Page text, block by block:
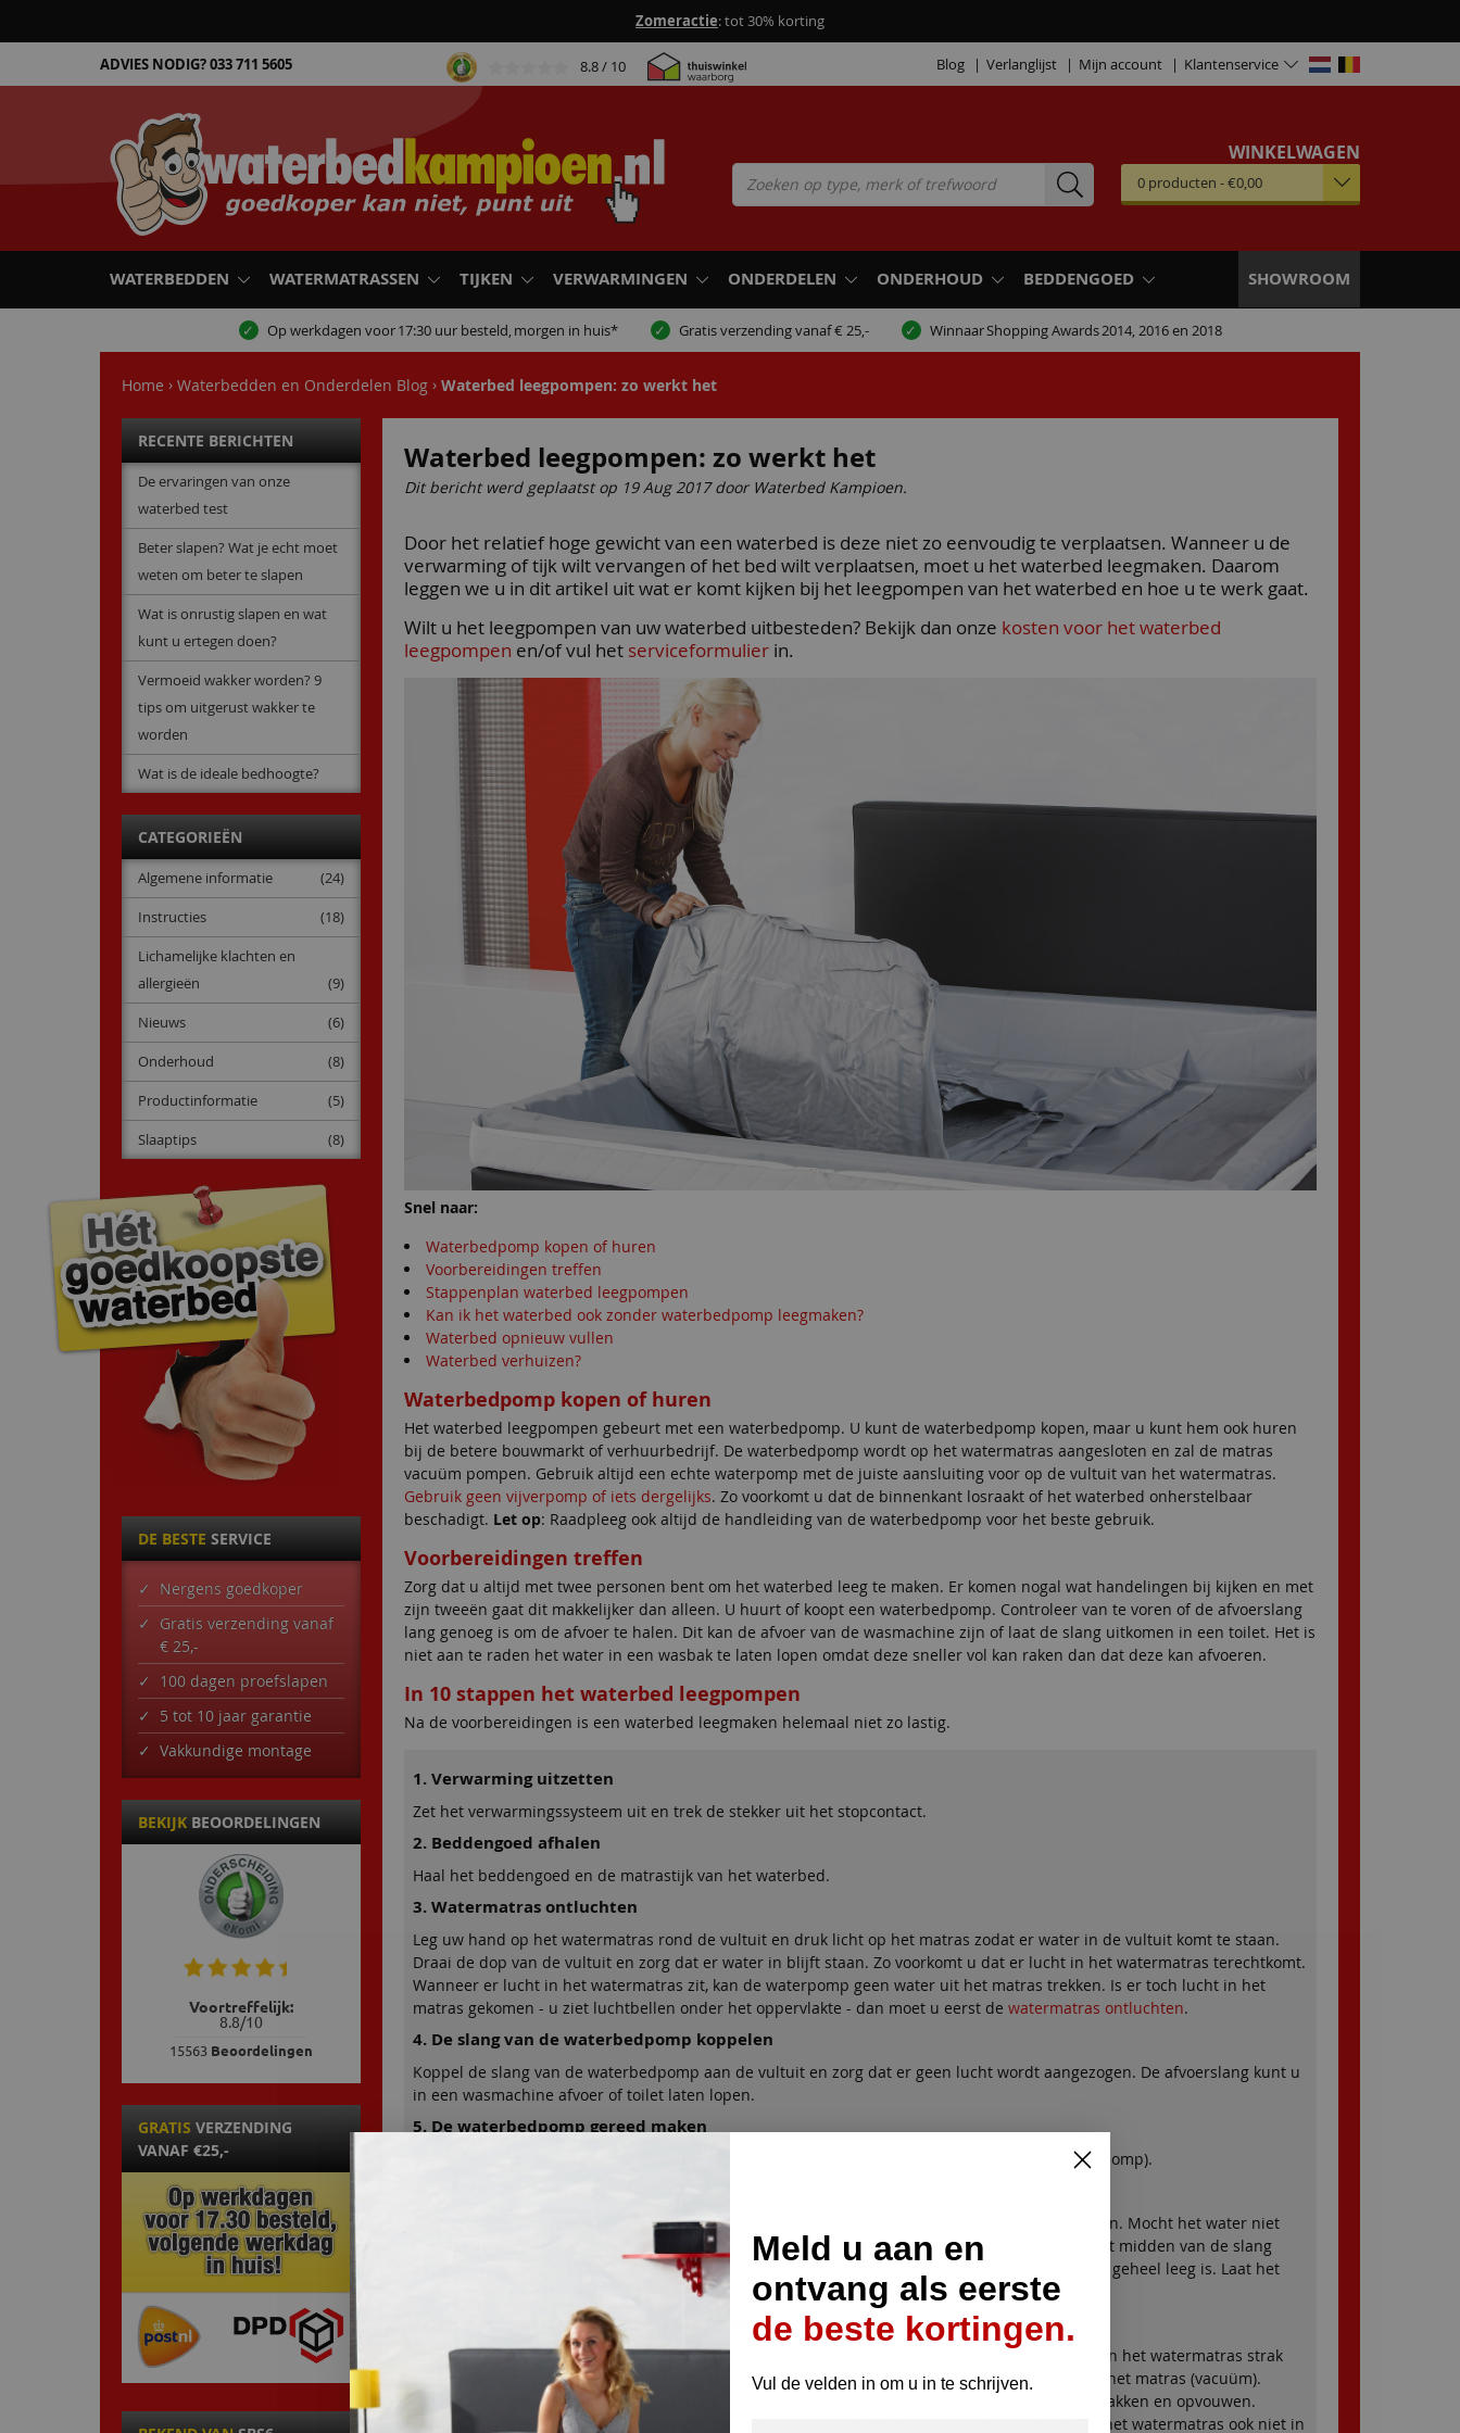
Zomeractie: tot 30% korting
ADVIES NODIG?033 711 5605 8.8/ 10 Blog Verlanglijst Mijn account Klantenservice
WINKELWAGEN
0 producten -€0,00
WATERBEDDEN WATERMATRASSEN TIJKEN VERWARMINGEN ONDERDELEN ONDERHOUD BEDDENGOED SHOWROOM
Op werkdagen voor17:30 uur besteld, morgen in huis* Gratis verzending vanaf € 25,- WinnaarShopping Awards2014, 2016 en 2018
Home Waterbedden en Onderdelen Blog Waterbed leegpompen: zo werkt het
RECENTE BERICHTEN
De ervaringen van onze
waterbed test
Beter slapen? Wat je echt moet
weten om beter te slapen
Wat is onrustig slapen en wat
kunt u ertegen doen?
Vermoeid wakker worden? 9
tips om uitgerust wakker te
worden
Wat is de ideale bedhoogte?
CATEGORIEËN
Algemene informatie
(24)
Instructies
(18)
Lichamelijke klachten en
allergieën
(9)
Nieuws
(6)
Onderhoud
(8)
Productinformatie
(5)
Slaaptips
(8)
DE BESTE SERVICE
Nergens goedkoper
Gratis verzending vanaf
€ 25,-
100 dagen proefslapen
5 tot 10 jaar garantie
Vakkundige montage
BEKIJK BEOORDELINGEN
Voortreffelijk:
8.8/10
15563 Beoordelingen
GRATIS VERZENDING
VANAF €25,-
Waterbed leegpompen: zo werkt het
Dit bericht werd geplaatst op 19 Aug 2017 door Waterbed Kampioen.
Door het relatief hoge gewicht van een waterbed is deze niet zo eenvoudig te verplaatsen. Wanneer u de
verwarming of tijk wilt vervangen of het bed wilt verplaatsen, moet u het waterbed leegmaken. Daarom
leggen we u in dit artikel uit wat er komt kijken bij het leegpompen van het waterbed en hoe u te werk gaat.
Wilt u het leegpompen van uw waterbed uitbesteden? Bekijk dan onze kosten voor het waterbed
leegpompen en/of vul het serviceformulier in.
Snel naar:
Waterbedpomp kopen of huren
Voorbereidingen treffen
Stappenplan waterbed leegpompen
Kan ik het waterbed ook zonder waterbedpomp leegmaken?
Waterbed opnieuw vullen
Waterbed verhuizen?
Waterbedpomp kopen of huren
Het waterbed leegpompen gebeurt met een waterbedpomp. U kunt de waterbedpomp kopen, maar u kunt hem ook huren
bij de betere bouwmarkt of verhuurbedrijf. De waterbedpomp wordt op het watermatras aangesloten en zal de matras
vacuüm pompen. Gebruik altijd een echte waterpomp met de juiste aansluiting voor op de vultuit van het watermatras.
Gebruik geen vijverpomp of iets dergelijks. Zo voorkomt u dat de binnenkant losraakt of het waterbed onherstelbaar
beschadigt. Let op: Raadpleeg ook altijd de handleiding van de waterbedpomp voor het beste gebruik.
Voorbereidingen treffen
Zorg dat u altijd met twee personen bent om het waterbed leeg te maken. Er komen nogal wat handelingen bij kijken en met
zijn tweeën gaat dit makkelijker dan alleen. U huurt of koopt een waterbedpomp. Controleer van te voren of de afvoerslang
lang genoeg is om de afvoer te halen. Dit kan de afvoer van de wasmachine zijn of laat de slang uitkomen in een toilet. Het is
niet aan te raden het water in een wasbak te laten lopen omdat deze sneller vol kan raken dan dat deze kan afvoeren.
In 10 stappen het waterbed leegpompen
Na de voorbereidingen is een waterbed leegmaken helemaal niet zo lastig.
1. Verwarming uitzetten
Zet het verwarmingssysteem uit en trek de stekker uit het stopcontact.
2. Beddengoed afhalen
Haal het beddengoed en de matrastijk van het waterbed.
3. Watermatras ontluchten
Leg uw hand op het watermatras rond de vultuit en druk licht op het matras zodat er water in de vultuit komt te staan.
Draai de dop van de vultuit en zorg dat er water in blijft staan. Zo voorkomt u dat er lucht in het watermatras terechtkomt.
Wanneer er lucht in het watermatras zit, kan de waterpomp geen water uit het matras trekken. Is er toch lucht in het
matras gekomen - u ziet luchtbellen onder het oppervlakte - dan moet u eerst de watermatras ontluchten.
4. De slang van de waterbedpomp koppelen
Koppel de slang van de waterbedpomp aan de vultuit en zorg dat er geen lucht wordt aangezogen. De afvoerslang kunt u
in een wasmachine afvoer of toilet laten lopen.
5. De waterbedpomp gereed maken
Vul de waterpomp met schoon leidingwater (lees hiervoor de gebruiksaanwijzing van de waterpomp).
Stop de stekker van de pomp in het stopcontact en zet deze aan door de schakelaar om te zetten. Mocht het water niet
meteen in de slang komen, duw dan het koppelstuk iets dieper in het watermatras en houdt het midden van de slang
even omhoog tot het water begint te lopen. Als het water loopt, doet u niets meer tot de matras geheel leeg is. Laat het
7. Het watermatras volledig leegpompen
Het watermatras is pas volledig leeggepompt wanneer de onderste en de bovenste vinyllaag van het watermatras strak
tegen elkaar aangezogen zijn. Wanneer dat het geval is, zit er zo min mogelijk water of lucht in het matras (vacuüm).
Alleen dan zitten de stabilisatiematten klem en kunnen deze niet meer verschuiven bij het oppakken en opvouwen.
pak of verschuif het watermatras niet voordat het watermatras vacuüm is gezogen. Til het watermatras ook niet in
Meld u aan en
ontvang als eerste
de beste kortingen.
Vul de velden in om u in te schrijven.